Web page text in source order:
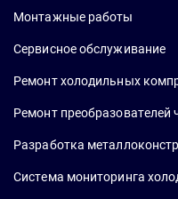
Монтажные работы
Сервисное обслуживание
Ремонт холодильных
Ремонт преобразователей
Разработка
Система мониторинга